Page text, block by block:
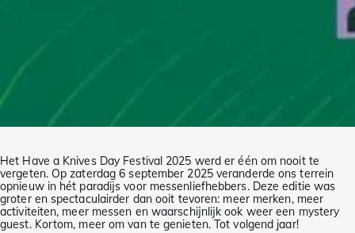
Het Have a Knives Day Festival 2025 werd er één om nooit te
vergeten. Op zaterdag 6 september 2025 veranderde ons terrein
opnieuw in hét paradijs voor messenliefhebbers. Deze editie was
groter en spectaculairder dan ooit tevoren: meer merken, meer
activiteiten, meer messen en waarschijnlijk ook weer een mystery
guest. Kortom, meer om van te genieten. Tot volgend jaar!